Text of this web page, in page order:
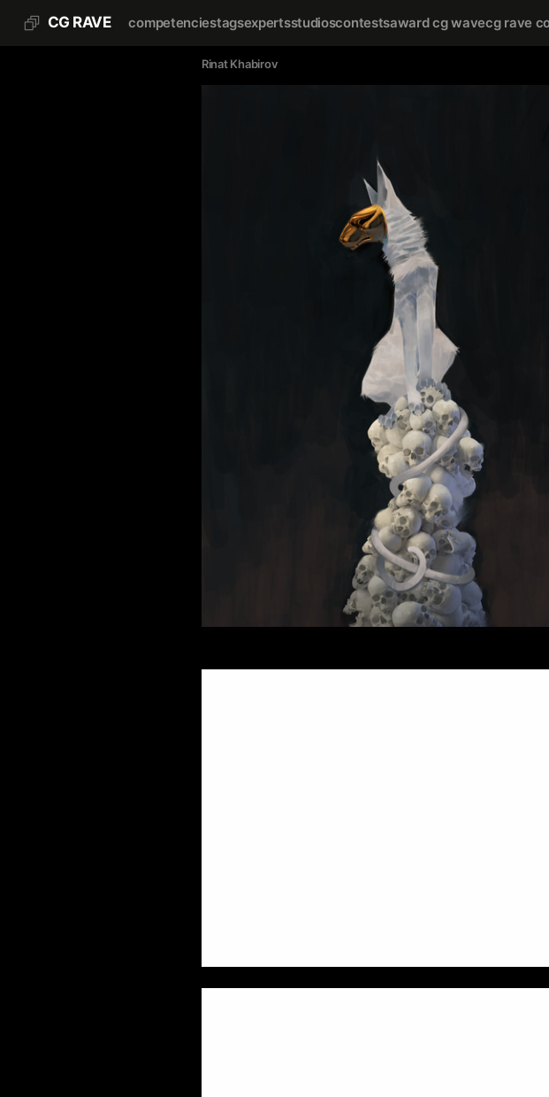
CG RAVE competenciestagsexpertsstudioscontestsaward cg wavecg rave
Rinat Khabirov